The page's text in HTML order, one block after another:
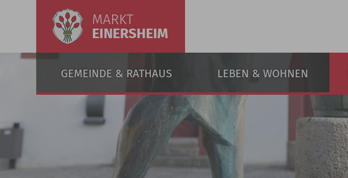
GEMEINDE & RATHAUS LEBEN & WOHNEN